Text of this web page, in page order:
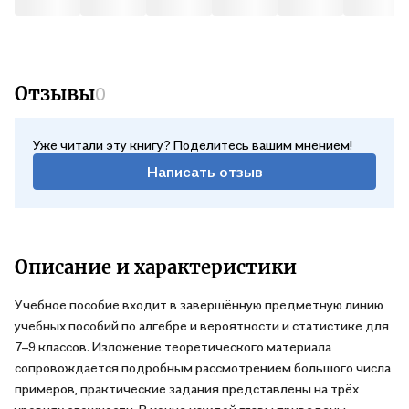
Отзывы0
Уже читали эту книгу? Поделитесь вашим мнением!
Написать отзыв
Описание и характеристики
Учебное пособие входит в завершённую предметную линию
учебных пособий по алгебре и вероятности и статистике для
7–9 классов. Изложение теоретического материала
сопровождается подробным рассмотрением большого числа
примеров, практические задания представлены на трёх